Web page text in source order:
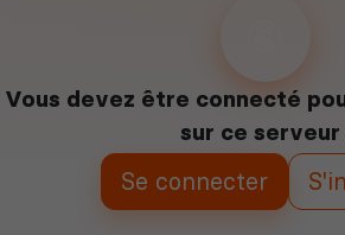
Vous devez être connecté
sur ce serveur
Se connecter